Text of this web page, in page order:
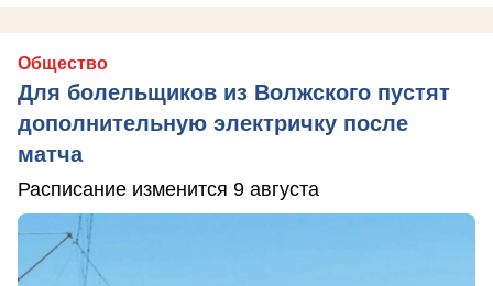
Общество
Для болельщиков из Волжского пустят
дополнительную электричку после
матча
Расписание изменится 9 августа